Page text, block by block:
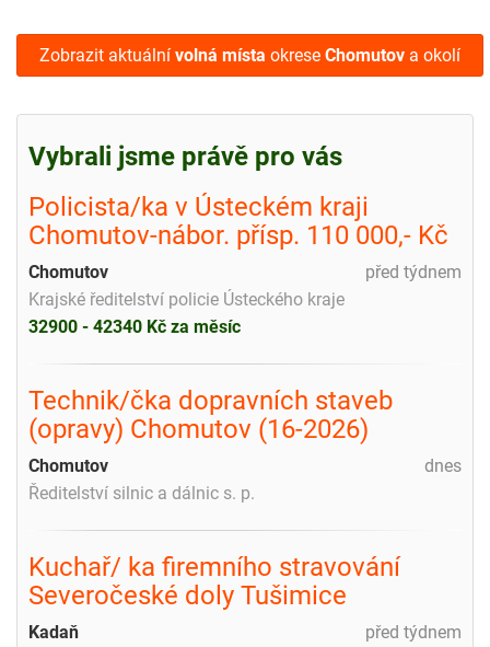
Zobrazit aktuální volná místa okrese Chomutov a okolí
Vybrali jsme právě pro vás
Policista/ka v Ústeckém kraji
Chomutov-nábor. přísp. 110 000,- Kč
před týdnem
Chomutov
Krajské ředitelství policie Ústeckého kraje
32900 - 42340 Kč za měsíc
Technik/čka dopravních staveb
(opravy) Chomutov (16-2026)
dnes
Chomutov
Ředitelství silnic a dálnic s. p.
Kuchař/ ka firemního stravování
Severočeské doly Tušimice
před týdnem
Kadaň